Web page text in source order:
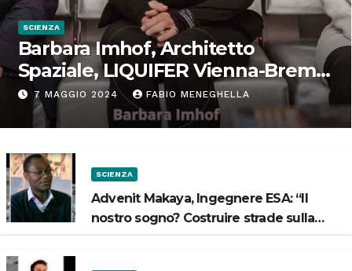
SCIENZA
Barbara Imhof, Architetto
Spaziale, LIQUIFER Vienna-Brema:
“Progettiamo habitat per lo
Spazio”
7 MAGGIO 2024 FABIO MENEGHELLA
SCIENZA
Advenit Makaya, Ingegnere ESA: “Il
nostro sogno? Costruire strade sulla